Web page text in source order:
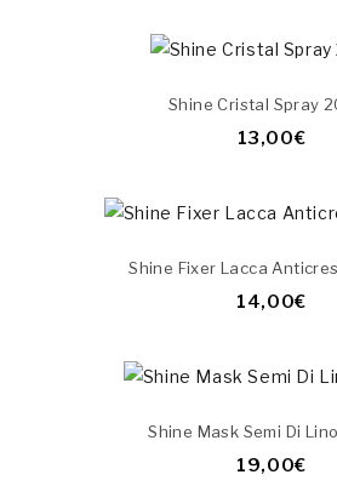
Shine Cristal Spray
13,00€
Shine Fixer Lacca
14,00€
Shine Mask Semi Di
19,00€